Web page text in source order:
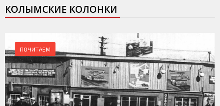
КОЛЫМСКИЕ КОЛОНКИ
ПОЧИТАЕМ